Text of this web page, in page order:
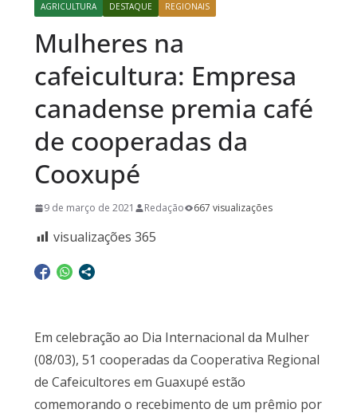
AGRICULTURA DESTAQUE REGIONAIS
Mulheres na
cafeicultura: Empresa
canadense premia café
de cooperadas da
Cooxupé
9 de março de 2021 Redação 667 visualizações
visualizações 365
Em celebração ao Dia Internacional da Mulher
(08/03), 51 cooperadas da Cooperativa Regional
de Cafeicultores em Guaxupé estão
comemorando o recebimento de um prêmio por